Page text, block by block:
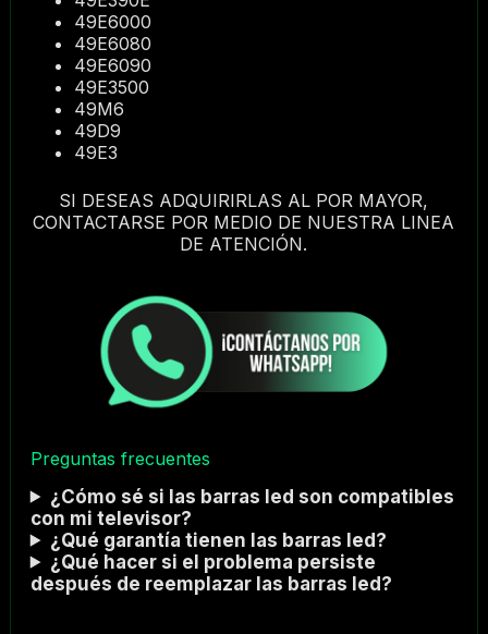
49E6000
49E6080
49E6090
49E3500
49M6
49D9
49E3
SI DESEAS ADQUIRIRLAS AL POR MAYOR,
CONTACTARSE POR MEDIO DE NUESTRA LINEA
DE ATENCIÓN.
Preguntas frecuentes
¿Cómo sé si las barras led son compatibles
con mi televisor?
¿Qué garantía tienen las barras led?
¿Qué hacer si el problema persiste
después de reemplazar las barras led?